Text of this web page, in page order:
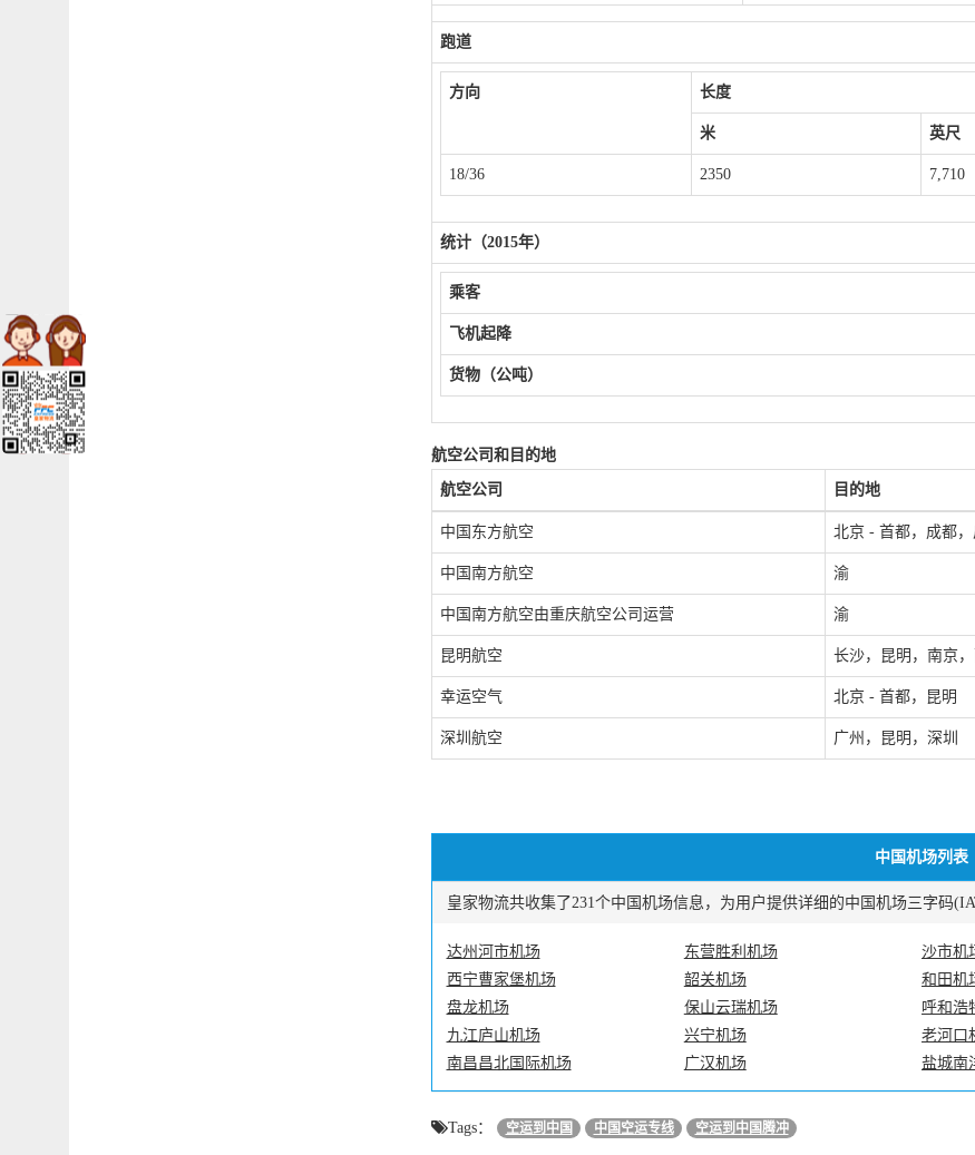
跑道
方向 长度
米 英尺
18/36 2350 7,710
统计（2015年）
乘客
飞机起降
货物（公吨）
航空公司和目的地
航空公司 目的地
中国东方航空 北京 - 首都，成都
中国南方航空 渝
中国南方航空由重庆航空公司运营 渝
昆明航空 长沙，昆明，南京
幸运空气 北京 - 首都，昆明
深圳航空 广州，昆明，深圳
中国机场列表
皇家物流共收集了231个中国机场信息，为用户提供详细的中国机场三字码
达州河市机场 东营胜利机场 沙市机
西宁曹家堡机场
韶关机场 和田机
盘龙机场
保山云瑞机场 呼和浩
九江庐山机场
兴宁机场 老河口
南昌昌北国际机场
广汉机场 盐城南
Tags： 空运到中国 中国空运专线 空运到中国腾冲